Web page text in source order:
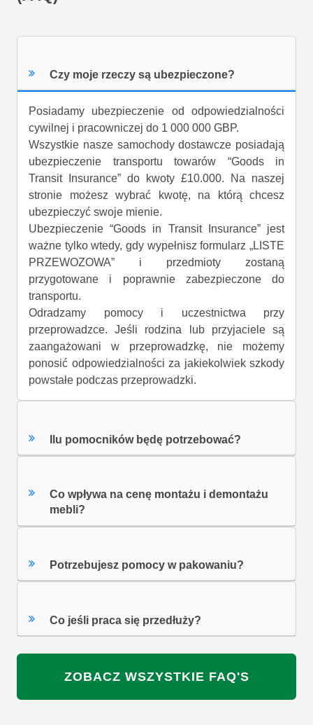
Czy moje rzeczy są ubezpieczone?
Posiadamy ubezpieczenie od odpowiedzialności
cywilnej i pracowniczej do 1 000 000 GBP.
Wszystkie nasze samochody dostawcze posiadają
ubezpieczenie transportu towarów “Goods in
Transit Insurance” do kwoty £10.000. Na naszej
stronie możesz wybrać kwotę, na którą chcesz
ubezpieczyć swoje mienie.
Ubezpieczenie “Goods in Transit Insurance” jest
ważne tylko wtedy, gdy wypełnisz formularz „LISTE
PRZEWOZOWA” i przedmioty zostaną
przygotowane i poprawnie zabezpieczone do
transportu.
Odradzamy pomocy i uczestnictwa przy
przeprowadzce. Jeśli rodzina lub przyjaciele są
zaangażowani w przeprowadzkę, nie możemy
ponosić odpowiedzialności za jakiekolwiek szkody
powstałe podczas przeprowadzki.
Ilu pomocników będę potrzebować?
Co wpływa na cenę montażu i demontażu
mebli?
Potrzebujesz pomocy w pakowaniu?
Co jeśli praca się przedłuży?
ZOBACZ WSZYSTKIE FAQ'S